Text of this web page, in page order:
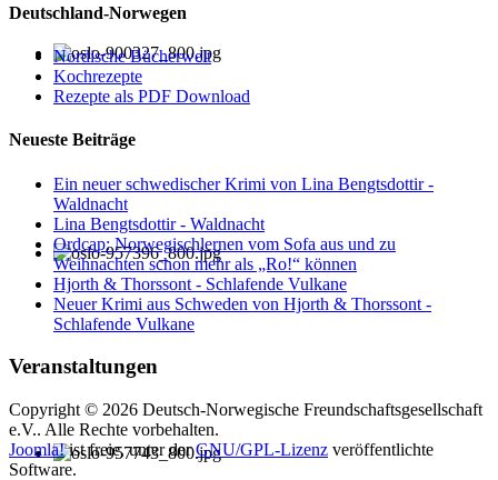
Deutschland-Norwegen
Nordische Bücherwelt
Kochrezepte
Rezepte als PDF Download
Neueste Beiträge
Ein neuer schwedischer Krimi von Lina Bengtsdottir -
Waldnacht
Lina Bengtsdottir - Waldnacht
Ordcap: Norwegischlernen vom Sofa aus und zu
Weihnachten schon mehr als „Ro!“ können
Hjorth & Thorssont - Schlafende Vulkane
Neuer Krimi aus Schweden von Hjorth & Thorssont -
Schlafende Vulkane
Veranstaltungen
Copyright © 2026 Deutsch-Norwegische Freundschaftsgesellschaft
e.V.. Alle Rechte vorbehalten.
Joomla!ist freie, unter derGNU/GPL-Lizenz veröffentlichte
Software.